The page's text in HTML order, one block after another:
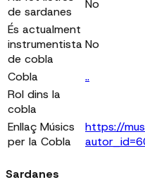
de sardanes
No
És actualment
instrumentista
de cobla
No
Cobla
..
Rol dins la
cobla
Enllaç Músics
per la Cobla
https://
Sardanes